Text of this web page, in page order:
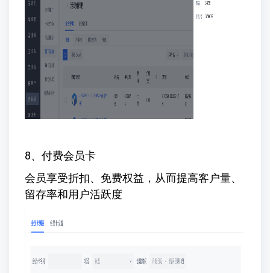
8、付费会员卡
会员享受折扣、免费权益，从而提高客户量、
留存率和用户活跃度